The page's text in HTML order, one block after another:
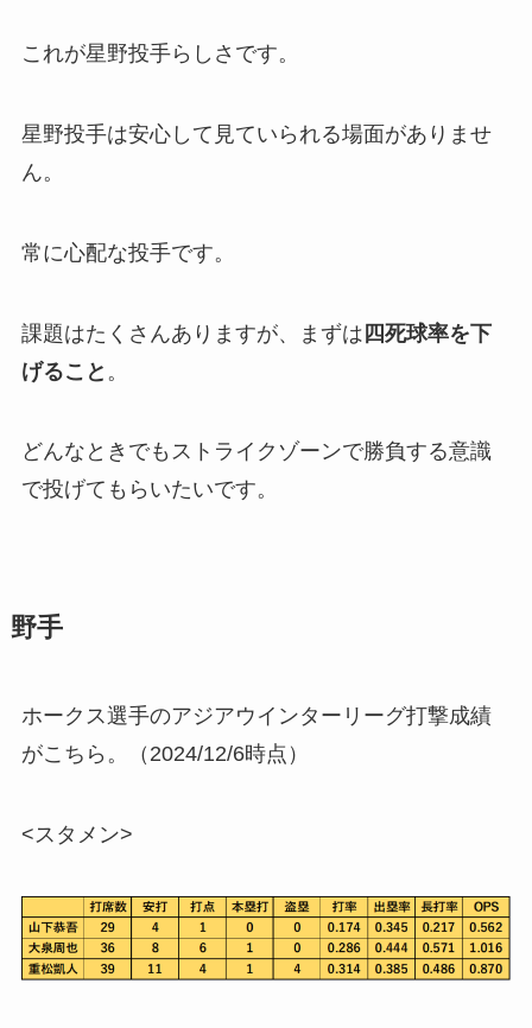
これが星野投手らしさです。
星野投手は安心して見ていられる場面がありませ
ん。
常に心配な投手です。
課題はたくさんありますが、まずは 四死球率を下
げること 。
どんなときでもストライクゾーンで勝負する意識
で投げてもらいたいです。
野手
ホークス選手のアジアウインターリーグ打撃成績
がこちら。（2024/12/6時点）
<スタメン>